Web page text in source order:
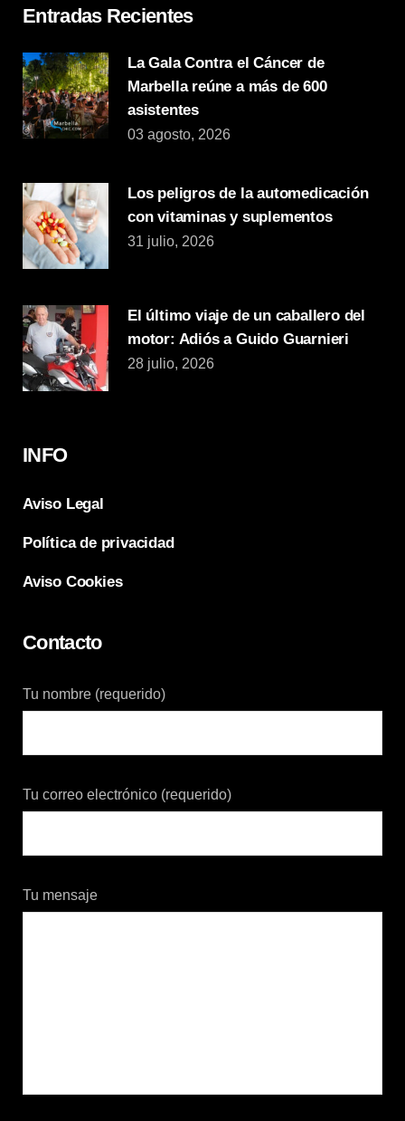
Entradas Recientes
La Gala Contra el Cáncer de
Marbella reúne a más de 600
asistentes
03 agosto, 2026
Los peligros de la automedicación
con vitaminas y suplementos
31 julio, 2026
El último viaje de un caballero del
motor: Adiós a Guido Guarnieri
28 julio, 2026
INFO
Aviso Legal
Política de privacidad
Aviso Cookies
Contacto
Tu nombre (requerido)
Tu correo electrónico (requerido)
Tu mensaje